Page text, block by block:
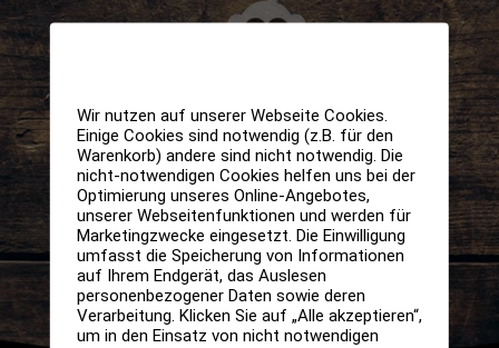
Wir nutzen auf unserer Webseite Cookies.
Einige Cookies sind notwendig (z.B. für den
Warenkorb) andere sind nicht notwendig. Die
nicht-notwendigen Cookies helfen uns bei der
Optimierung unseres Online-Angebotes,
unserer Webseitenfunktionen und werden für
Marketingzwecke eingesetzt. Die Einwilligung
umfasst die Speicherung von Informationen
auf Ihrem Endgerät, das Auslesen
personenbezogener Daten sowie deren
Verarbeitung. Klicken Sie auf „Alle akzeptieren“,
um in den Einsatz von nicht notwendigen